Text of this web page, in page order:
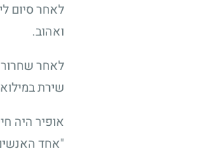
לאחר סיום
ואהוב.
לאחר
שירת
אופיר היה
"אחד